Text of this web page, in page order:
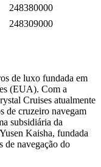
248380000
248309000
de luxo fundada em
(EUA). Com a
Cruises atualmente
de cruzeiro navegam
subsidiária da
Kaisha, fundada
de navegação do